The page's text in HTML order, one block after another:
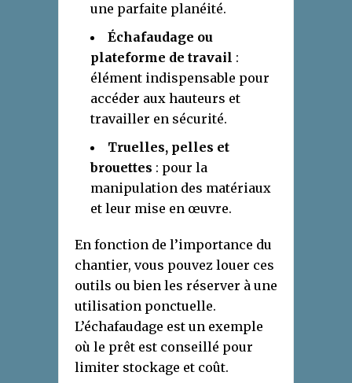
une parfaite planéité.
Échafaudage ou
plateforme de travail :
élément indispensable pour
accéder aux hauteurs et
travailler en sécurité.
Truelles, pelles et
brouettes : pour la
manipulation des matériaux
et leur mise en œuvre.
En fonction de l’importance du
chantier, vous pouvez louer ces
outils ou bien les réserver à une
utilisation ponctuelle.
L’échafaudage est un exemple
où le prêt est conseillé pour
limiter stockage et coût.